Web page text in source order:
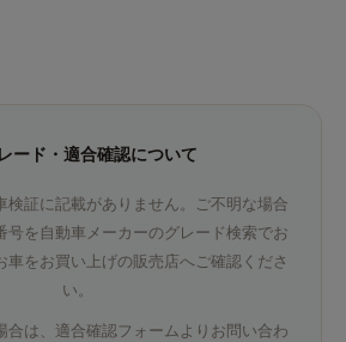
ード・適合確認について
検証に記載がありません。ご不明な場合
号を自動車メーカーのグレード検索でお
車をお買い上げの販売店へご確認くださ
い。
合は、適合確認フォームよりお問い合わ